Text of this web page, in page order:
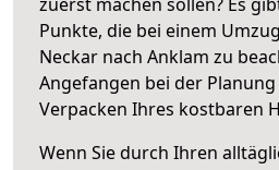
Punkte, die bei einem
Neckar nach Anklam zu
Angefangen bei der
Verpacken Ihres kostbaren
Wenn Sie durch Ihren